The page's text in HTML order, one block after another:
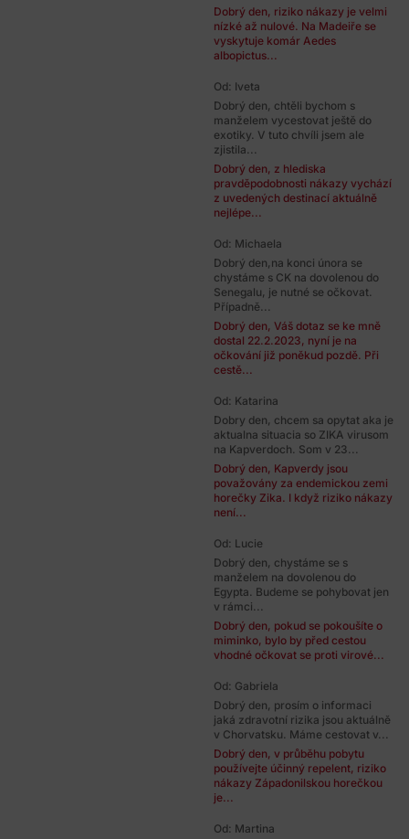
Dobrý den, riziko nákazy je velmi
nízké až nulové. Na Madeiře se
vyskytuje komár Aedes
albopictus...
Od: Iveta
Dobrý den, chtěli bychom s
manželem vycestovat ještě do
exotiky. V tuto chvíli jsem ale
zjistila...
Dobrý den, z hlediska
pravděpodobnosti nákazy vychází
z uvedených destinací aktuálně
nejlépe...
Od: Michaela
Dobrý den,na konci února se
chystáme s CK na dovolenou do
Senegalu, je nutné se očkovat.
Případně...
Dobrý den, Váš dotaz se ke mně
dostal 22.2.2023, nyní je na
očkování již poněkud pozdě. Při
cestě...
Od: Katarina
Dobry den, chcem sa opytat aka je
aktualna situacia so ZIKA virusom
na Kapverdoch. Som v 23...
Dobrý den, Kapverdy jsou
považovány za endemickou zemi
horečky Zika. I když riziko nákazy
není...
Od: Lucie
Dobrý den, chystáme se s
manželem na dovolenou do
Egypta. Budeme se pohybovat jen
v rámci...
Dobrý den, pokud se pokoušíte o
miminko, bylo by před cestou
vhodné očkovat se proti virové...
Od: Gabriela
Dobrý den, prosím o informaci
jaká zdravotní rizika jsou aktuálně
v Chorvatsku. Máme cestovat v...
Dobrý den, v průběhu pobytu
používejte účinný repelent, riziko
nákazy Západonilskou horečkou
je...
Od: Martina